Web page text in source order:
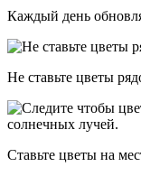
Каждый день
Не ставьте цветы
Ставьте цветы на